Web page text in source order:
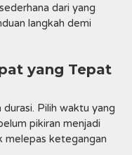
dari yang
langkah demi
yang Tepat
Pilih waktu yang
pikiran menjadi
melepas ketegangan